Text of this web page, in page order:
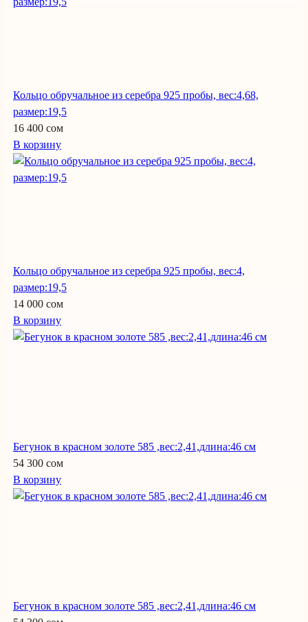
Кольцо обручальное из серебра 925 пробы, вес:4,68,
размер:19,5
16 400 сом
В корзину
Кольцо обручальное из серебра 925 пробы, вес:4,
размер:19,5
14 000 сом
В корзину
Бегунок в красном золоте 585 ,вес:2,41,длина:46 см
54 300 сом
В корзину
Бегунок в красном золоте 585 ,вес:2,41,длина:46 см